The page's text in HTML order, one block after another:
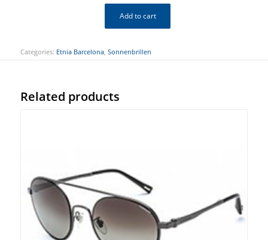
Add to cart
Categories: Etnia Barcelona, Sonnenbrillen
Related products